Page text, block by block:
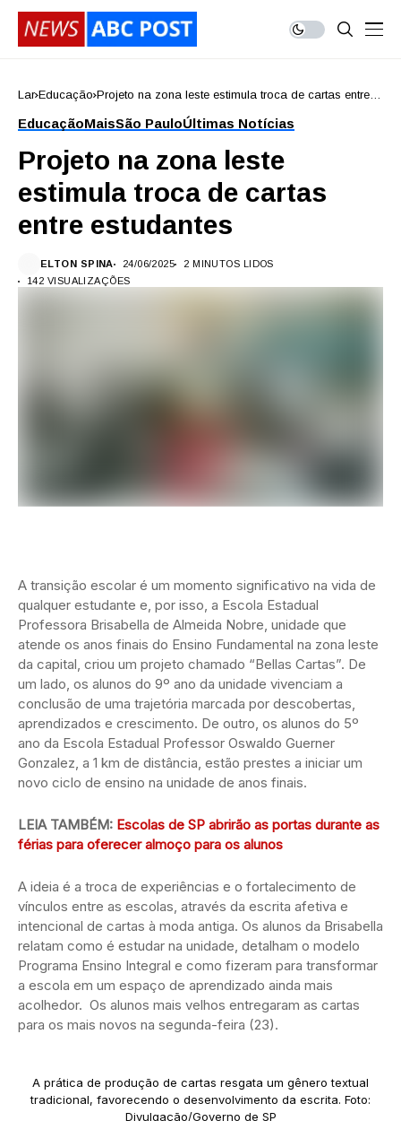
Lar Educação Projeto na zona leste estimula troca de cartas entre
EducaçãoMaisSão PauloÚltimas Notícias
Projeto na zona leste
estimula troca de cartas
entre estudantes
ELTON SPINA 24/06/2025
2 MINUTOS LIDOS
142 VISUALIZAÇÕES
A transição escolar é um momento significativo na vida de
qualquer estudante e, por isso, a Escola Estadual
Professora Brisabella de Almeida Nobre, unidade que
atende os anos finais do Ensino Fundamental na zona leste
da capital, criou um projeto chamado “Bellas Cartas”. De
um lado, os alunos do 9º ano da unidade vivenciam a
conclusão de uma trajetória marcada por descobertas,
aprendizados e crescimento. De outro, os alunos do 5º
ano da Escola Estadual Professor Oswaldo Guerner
Gonzalez, a 1 km de distância, estão prestes a iniciar um
novo ciclo de ensino na unidade de anos finais.
LEIA TAMBÉM: Escolas de SP abrirão as portas durante as
férias para oferecer almoço para os alunos
A ideia é a troca de experiências e o fortalecimento de
vínculos entre as escolas, através da escrita afetiva e
intencional de cartas à moda antiga. Os alunos da Brisabella
relatam como é estudar na unidade, detalham o modelo
Programa Ensino Integral e como fizeram para transformar
a escola em um espaço de aprendizado ainda mais
acolhedor. Os alunos mais velhos entregaram as cartas
para os mais novos na segunda-feira (23).
A prática de produção de cartas resgata um gênero textual
tradicional, favorecendo o desenvolvimento da escrita. Foto:
Divulgação/Governo de SP